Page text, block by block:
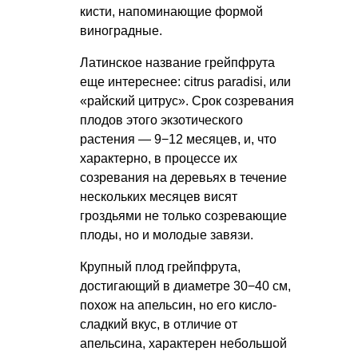
кисти, напоминающие формой
виноградные.
Латинское название грейпфрута
еще интереснее: citrus paradisi, или
«райский цитрус». Срок созревания
плодов этого экзотического
растения — 9−12 месяцев, и, что
характерно, в процессе их
созревания на деревьях в течение
нескольких месяцев висят
гроздьями не только созревающие
плоды, но и молодые завязи.
Крупный плод грейпфрута,
достигающий в диаметре 30−40 см,
похож на апельсин, но его кисло-
сладкий вкус, в отличие от
апельсина, характерен небольшой